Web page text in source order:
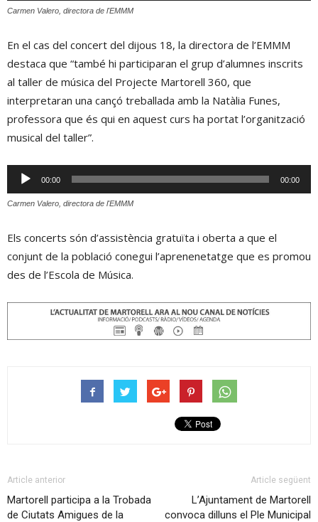
Carmen Valero, directora de l'EMMM
En el cas del concert del dijous 18, la directora de l’EMMM
destaca que “també hi participaran el grup d’alumnes inscrits
al taller de música del Projecte Martorell 360, que
interpretaran una cançó treballada amb la Natàlia Funes,
professora que és qui en aquest curs ha portat l’organització
musical del taller”.
Reproductor
d'àudio
00:00 00:00
Carmen Valero, directora de l'EMMM
Els concerts són d’assistència gratuïta i oberta a que el
conjunt de la població conegui l’aprenenetatge que es promou
des de l’Escola de Música.
Article anterior
Martorell participa a la Trobada
de Ciutats Amigues de la
Article següent
L’Ajuntament de Martorell
convoca dilluns el Ple Municipal